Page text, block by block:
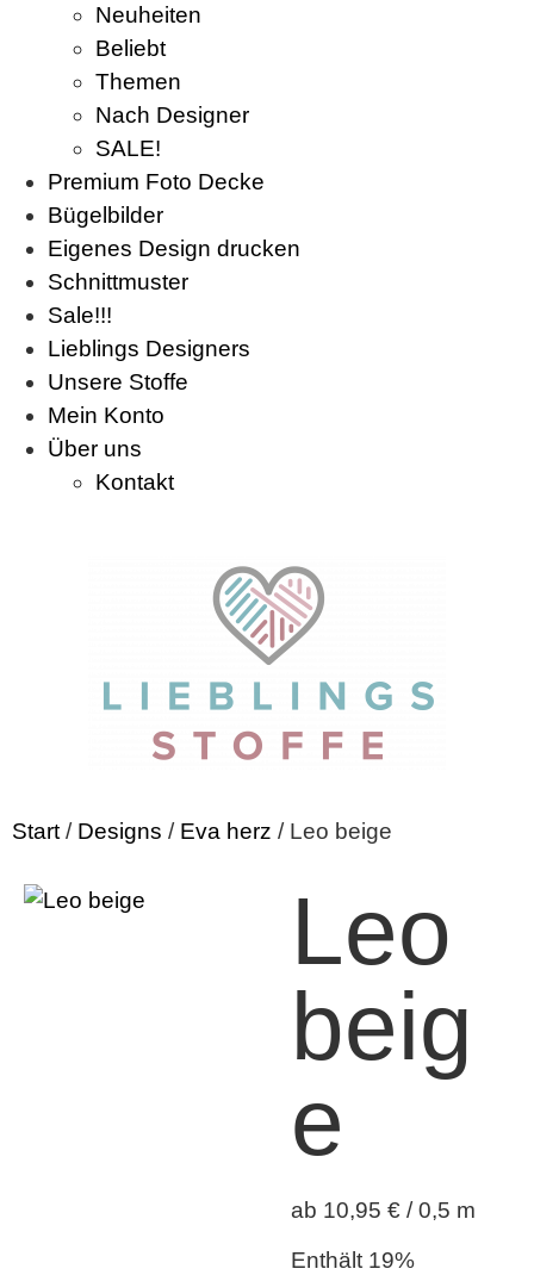
Neuheiten
Beliebt
Themen
Nach Designer
SALE!
Premium Foto Decke
Bügelbilder
Eigenes Design drucken
Schnittmuster
Sale!!!
Lieblings Designers
Unsere Stoffe
Mein Konto
Über uns
Kontakt
Start / Designs / Eva herz / Leo beige
Leo
beig
e
ab 10,95 € / 0,5 m
Enthält 19%